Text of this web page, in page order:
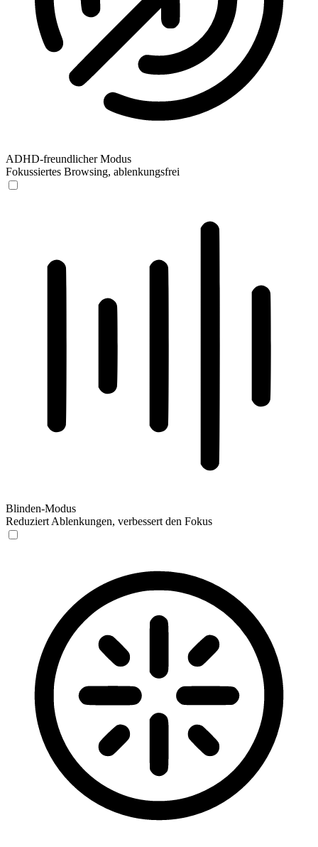
ADHD-freundlicher Modus
Fokussiertes Browsing, ablenkungsfrei
Blinden-Modus
Reduziert Ablenkungen, verbessert den Fokus